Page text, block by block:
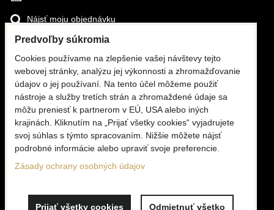
Nájsť moju objednávku
SLEDUJTE NÁS
Facebook
Instagram
KONTAKTY
☎+420 776 806 676 (PO - PI, 6 - 16:00)
Predvoľby súkromia
Cookies používame na zlepšenie vašej návštevy tejto
webovej stránky, analýzu jej výkonnosti a zhromažďovanie
údajov o jej používaní. Na tento účel môžeme použiť
nástroje a služby tretích strán a zhromaždené údaje sa
môžu preniesť k partnerom v EÚ, USA alebo iných
krajinách. Kliknutím na „Prijať všetky cookies“ vyjadrujete
svoj súhlas s týmto spracovaním. Nižšie môžete nájsť
podrobné informácie alebo upraviť svoje preferencie.
Zásady ochrany osobných údajov
Prijať všetky cookies Odmietnuť všetko